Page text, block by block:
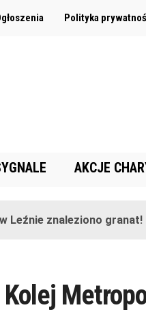
Polityka
AKCJE
znaleziono granat!